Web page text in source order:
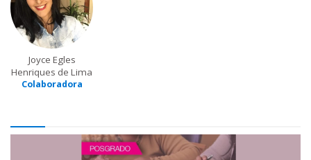
Joyce Egles
Henriques de Lima
Colaboradora